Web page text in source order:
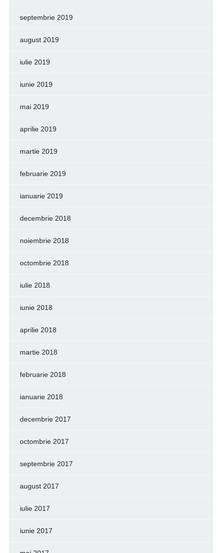
septembrie 2019
august 2019
iulie 2019
iunie 2019
mai 2019
aprilie 2019
martie 2019
februarie 2019
ianuarie 2019
decembrie 2018
noiembrie 2018
octombrie 2018
iulie 2018
iunie 2018
aprilie 2018
martie 2018
februarie 2018
ianuarie 2018
decembrie 2017
octombrie 2017
septembrie 2017
august 2017
iulie 2017
iunie 2017